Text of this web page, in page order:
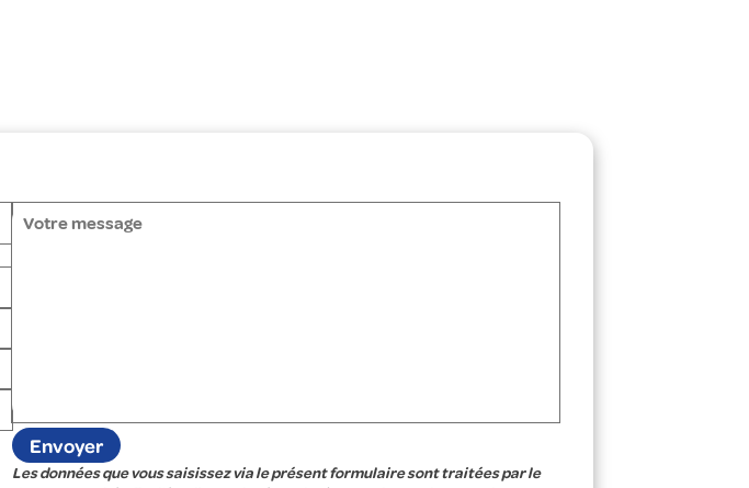
Les données que vous saisissez via le présent formulaire sont traitées par le